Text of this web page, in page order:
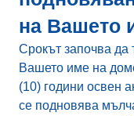
на Вашето
Срокът започва да
Вашето име на
(10) години освен
се подновява